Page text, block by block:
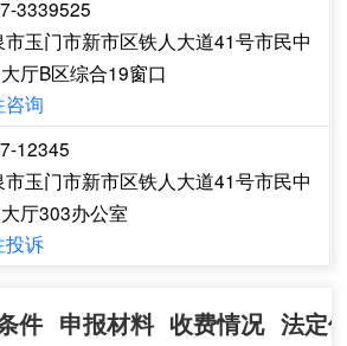
3339525
市玉门市新市区铁人大道41号市民中
厅B区综合19窗口
咨询
12345
市玉门市新市区铁人大道41号市民中
厅303办公室
投诉
件 申报材料 收费情况 法定